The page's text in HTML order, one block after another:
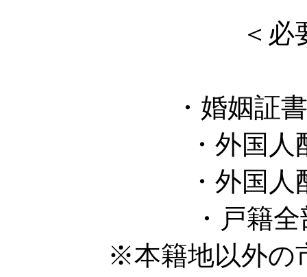
＜必
・婚姻証書
・外国人
・外国人
・戸籍全
※本籍地以外の